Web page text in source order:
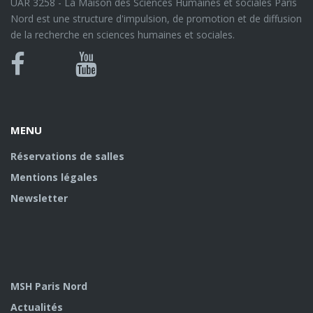
UAR 3258 - La Maison des Sciences Humaines et sociales Paris
Nord est une structure d'impulsion, de promotion et de diffusion
de la recherche en sciences humaines et sociales.
Bluesky
Canal
MENU
Réservations de salles
Mentions légales
Newsletter
MSH Paris Nord
Actualités